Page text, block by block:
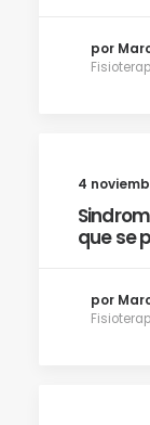
por
4
que se
por